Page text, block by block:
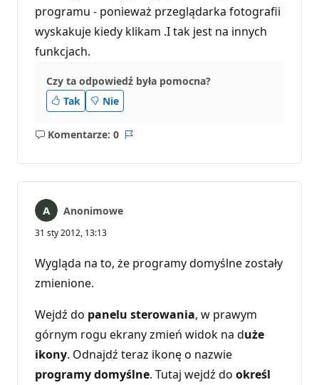
programu - ponieważ przeglądarka fotografii
wyskakuje kiedy klikam .I tak jest na innych
funkcjach.
Czy ta odpowiedź była pomocna?
Tak
Nie
Komentarze: 0
Brak
Anonimowe
31 sty 2012, 13:13
Wygląda na to, że programy domyślne zostały
zmienione.
Wejdź do panelu sterowania, w prawym
górnym rogu ekrany zmień widok na duże
ikony. Odnajdź teraz ikonę o nazwie
programy domyślne. Tutaj wejdź do określ